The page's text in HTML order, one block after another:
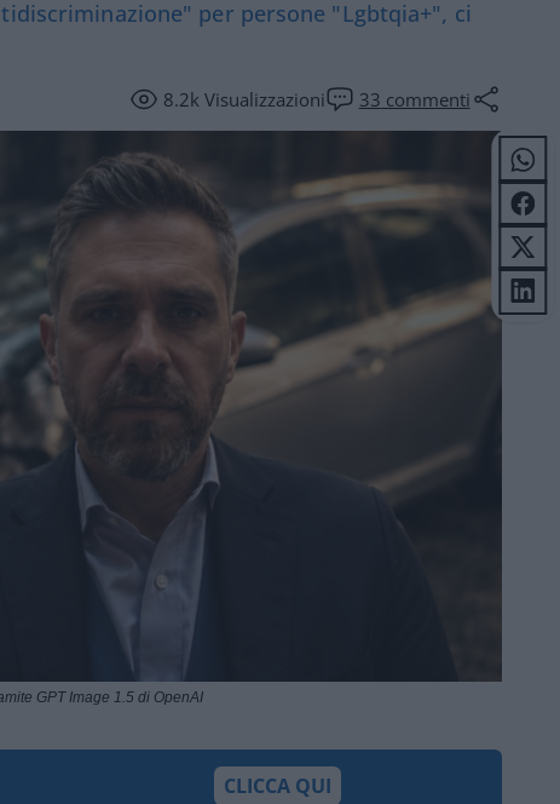
per persone "Lgbtqia+", ci
8.2kVisualizzazioni 33 commenti
GPT Image 1.5 di OpenAI
CLICCA QUI